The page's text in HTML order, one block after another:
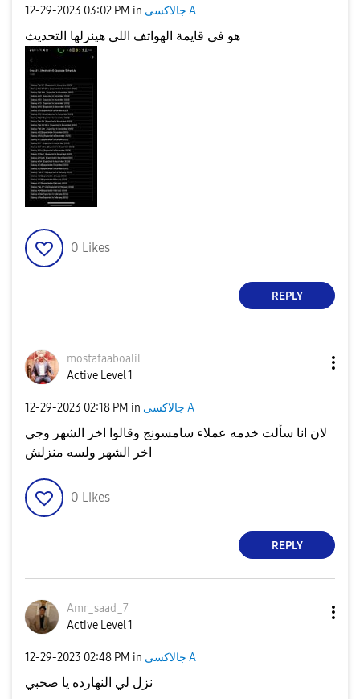
‎12-29-2023 03:02 PM in جالاكسى A
هو فى قايمة الهواتف اللى هينزلها التحديث
0 Likes
REPLY
mostafaaboalil
Active Level 1
‎12-29-2023 02:18 PM in جالاكسى A
لان انا سألت خدمه عملاء سامسونج وقالوا اخر الشهر وجي
اخر الشهر ولسه منزلش
0 Likes
REPLY
Amr_saad_7
Active Level 1
‎12-29-2023 02:48 PM in جالاكسى A
نزل لي النهارده يا صحبي